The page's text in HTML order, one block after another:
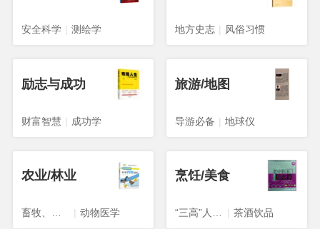
安全科学 | 测绘学 地方史志 | 风俗习惯
励志与成功
财富智慧 | 成功学
旅游/地图
导游必备 | 地球仪
农业/林业
畜牧、狩猎、蚕、蜂 | 动物医学
烹饪/美食
“三高”人群食谱 | 茶酒饮品